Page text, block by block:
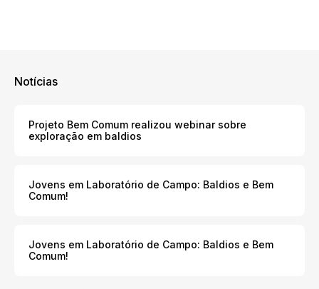
Notícias
Projeto Bem Comum realizou webinar sobre
exploração em baldios
Jovens em Laboratório de Campo: Baldios e Bem
Comum!
Jovens em Laboratório de Campo: Baldios e Bem
Comum!